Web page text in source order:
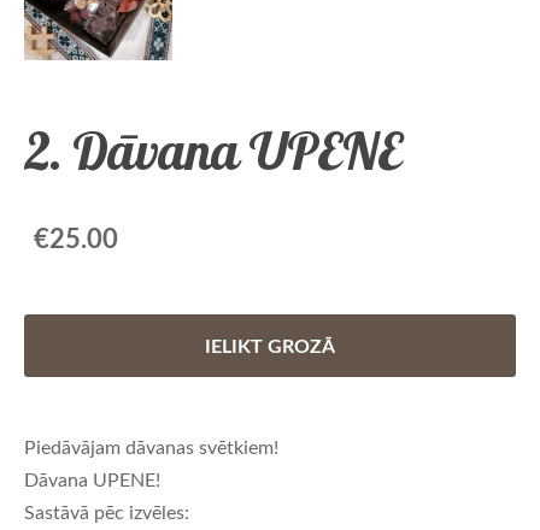
2. Dāvana UPENE
€25.00
IELIKT GROZĀ
Piedāvājam dāvanas svētkiem!
Dāvana UPENE!
Sastāvā pēc izvēles: